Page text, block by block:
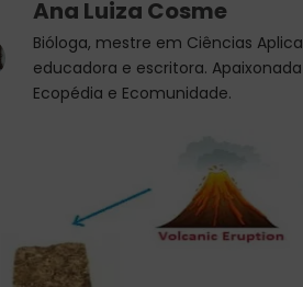
Ana Luiza Cosme
Bióloga, mestre em Ciências
educadora e escritora.
Ecopédia e Ecomunidade.